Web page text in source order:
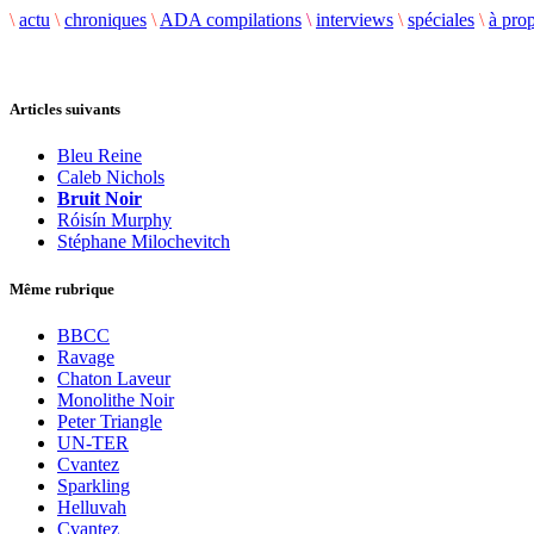
\ actu \ chroniques \ ADA compilations \ interviews \ spéciales \ à
Articles suivants
Bleu Reine
Caleb Nichols
Bruit Noir
Róisín Murphy
Stéphane Milochevitch
Même rubrique
BBCC
Ravage
Chaton Laveur
Monolithe Noir
Peter Triangle
UN-TER
Cvantez
Sparkling
Helluvah
Cvantez